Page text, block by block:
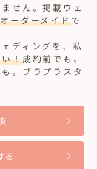
せん。掲載ウェ
ーダーメイドで
ディングを、私
！成約前でも、
。ブラプラスタ
る